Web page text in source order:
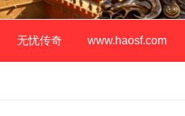
无忧传奇 www.haosf.com